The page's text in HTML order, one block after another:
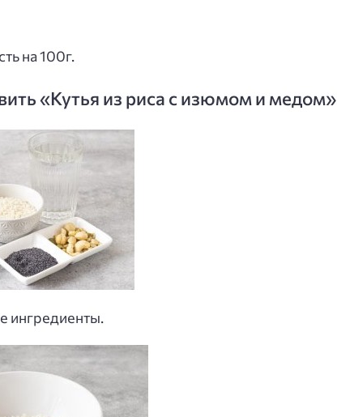
на 100г.
«Кутья из риса с изюмом и медом»
ингредиенты.